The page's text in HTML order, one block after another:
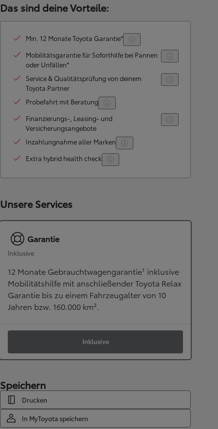
Das sind deine Vorteile:
Min. 12 Monate Toyota Garantie*
Mobilitätsgarantie für Soforthilfe bei Pannen
oder Unfällen*
Service & Qualitätsprüfung von deinem
Toyota Partner
Probefahrt mit Beratung
Finanzierungs-, Leasing- und
Versicherungsangebote
Inzahlungnahme aller Marken
Extra hybrid health check
Unsere Services
Garantie
Inklusive
12 Monate Gebrauchtwagengarantie¹ inklusive
Mobilitätshilfe mit anschließender Toyota Relax
Garantie bis zu einem Fahrzeugalter von 10
Jahren bzw. 160.000 km².
Inklusive
Speichern
Drucken
In MyToyota speichern